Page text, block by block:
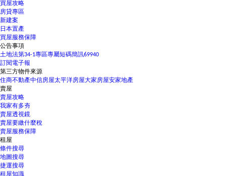
買屋攻略
房貸專區
新建案
日本置產
買屋服務保障
公告事項
土地法第34-1專區專屬短碼簡訊69940
訂閱電子報
第三方物件來源
住商不動產中信房屋太平洋房屋大家房屋安家地產
賣屋
賣屋攻略
我家有多夯
賣屋透視鏡
賣屋要繳什麼稅
賣屋服務保障
租屋
條件搜尋
地圖搜尋
捷運搜尋
租屋知識